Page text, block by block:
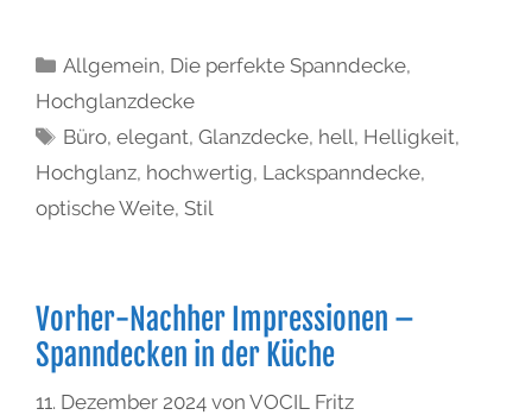
Allgemein, Die perfekte Spanndecke,
Hochglanzdecke
Büro,elegant,Glanzdecke, hell, Helligkeit,
Hochglanz, hochwertig, Lackspanndecke,
optische Weite, Stil
Vorher-Nachher Impressionen –
Spanndecken in der Küche
11. Dezember 2024 von VOCIL Fritz